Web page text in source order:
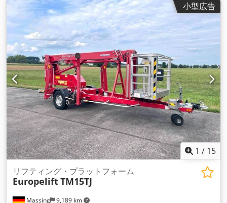
小型広告
1 / 15
Massing 9,189 km
リフティング・プラットフォーム
EuropeliftTM15TJ